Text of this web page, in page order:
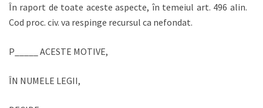
În raport de toate aceste aspecte, în temeiul art. 496 alin. 1
Cod proc. civ. va respinge recursul ca nefondat.
P_____ ACESTE MOTIVE,
ÎN NUMELE LEGII,